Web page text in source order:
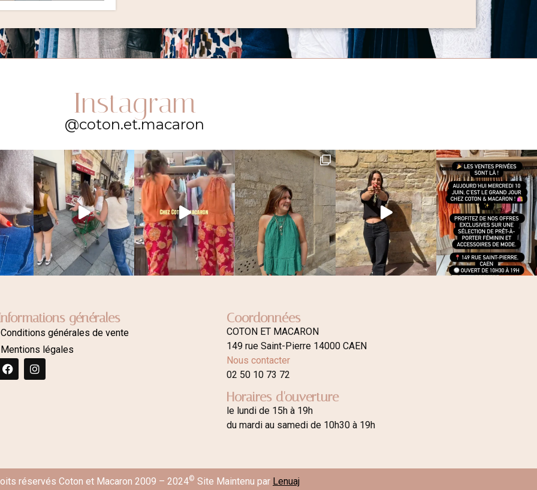
Instagram
@coton.et.macaron
générales
Conditions générales de vente
Mentions légales
Coordonnées
COTON ET MACARON
149 rue Saint-Pierre 14000 CAEN
Nous contacter
02 50 10 73 72
Horaires d'ouverture
le lundi de 15h à 19h
du mardi au samedi de 10h30 à 19h
réservés Coton et Macaron 2009 – 2024© Site Maintenu par Lenuaj